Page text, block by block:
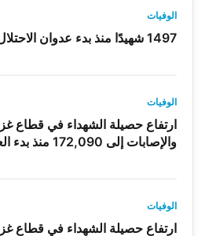
الوفيات
1497 شهيدًا منذ بدء عدوان الاحتلال على لبنان
الوفيات
والإصابات إلى 172,090 منذ بدء العدوان
الوفيات